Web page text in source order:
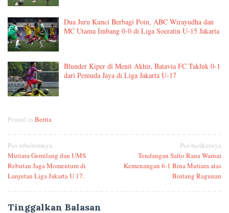
Dua Juru Kunci Berbagi Poin, ABC Wirayudha dan
MC Utama Imbang 0-0 di Liga Soeratin U-15 Jakarta
Blunder Kiper di Menit Akhir, Batavia FC Takluk 0-1
dari Pemuda Jaya di Liga Jakarta U-17
Posted in Berita
Navigasi
pos
Pos sebelumnya
Mutiara Gemilang dan UMS
Rebutan Jaga Momentum di
Lanjutan Liga Jakarta U 17.
Pos berikutnya
Tendangan Salto Rana Warnai
Kemenangan 6-1 Bina Mutiara atas
Bintang Ragunan
Tinggalkan Balasan